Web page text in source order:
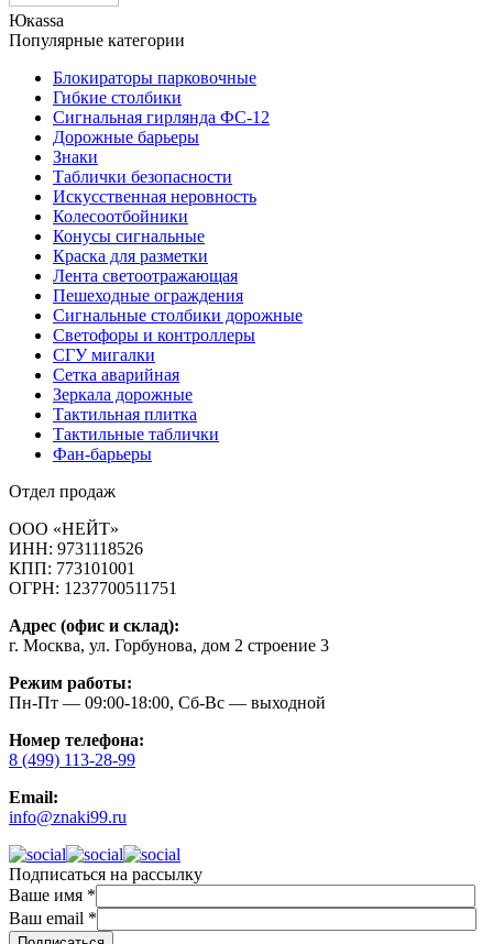
Юкаssа
Популярные категории
Блокираторы парковочные
Гибкие столбики
Сигнальная гирлянда ФС-12
Дорожные барьеры
Знаки
Таблички безопасности
Искусственная неровность
Колесоотбойники
Конусы сигнальные
Краска для разметки
Лента светоотражающая
Пешеходные ограждения
Сигнальные столбики дорожные
Светофоры и контроллеры
СГУ мигалки
Cетка аварийная
Зеркала дорожные
Тактильная плитка
Тактильные таблички
Фан-барьеры
Отдел продаж
ООО «НЕЙТ»
ИНН: 9731118526
КПП: 773101001
ОГРН: 1237700511751
Адрес (офис и склад):
г. Москва, ул. Горбунова, дом 2 строение 3
Режим работы:
Пн-Пт — 09:00-18:00, Сб-Вс — выходной
Номер телефона:
8 (499) 113-28-99
Email:
info@znaki99.ru
Подписаться на рассылку
Ваше имя *
Ваш email *